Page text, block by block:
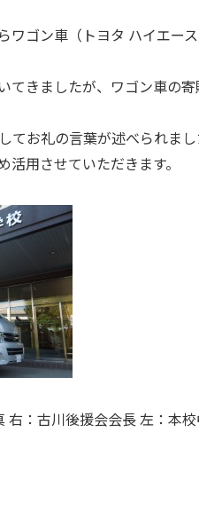
ゴン車（トヨタ ハイエー
てきましたが、ワゴン車の
お礼の言葉が述べられまし
用させていただきます。
右：古川後援会会長 左：本校